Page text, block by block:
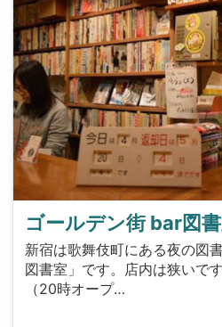
ゴールデン街 bar図
新宿は歌舞伎町にある夜の図
図書室」です。店内は狭いで
（20時オープ…